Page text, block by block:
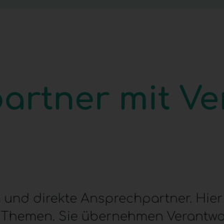
mit
direkte Ansprechpartner.
Sie übernehmen